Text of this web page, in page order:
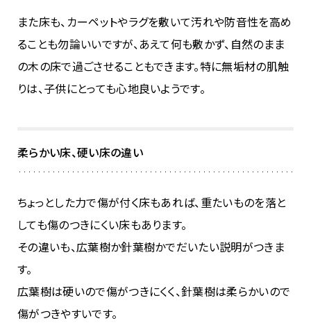
また床も、カーペットやラグを敷いて汚れや防音性を高め
ることも勿論いいですが、あえて何も敷かず、自然のまま
の木の床で過ごさせることもできます。特に無垢材の肌触
りは、子供にとっても心地良いようです。
柔らかい床、硬い床の違い
ちょっとした力で傷が付く床もあれば、重たいものを落と
しても傷のつきにくい床もあります。
その違いも、広葉樹か針葉樹かでだいたい説明がつきま
す。
広葉樹は硬いので傷がつきにくく、針葉樹は柔らかいので
傷がつきやすいです。